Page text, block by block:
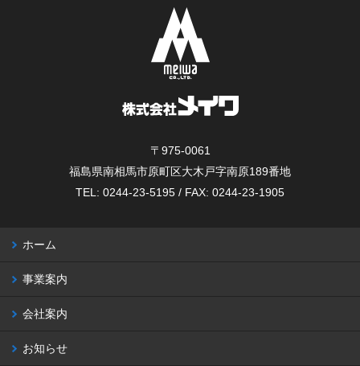
〒975-0061
福島県南相馬市原町区大木戸字南原189番地
TEL: 0244-23-5195 / FAX: 0244-23-1905
ホーム
事業案内
会社案内
お知らせ